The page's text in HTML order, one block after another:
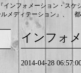
インフォメーション・ス
ルメディテーション』、
インフォ
2014-04-28